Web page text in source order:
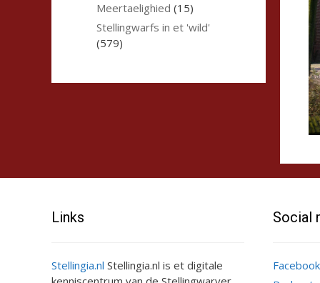
Meertaelighied (15)
Stellingwarfs in et 'wild'
(579)
Links
Stellingia.nl Stellingia.nl is et digitale
Social
Facebook